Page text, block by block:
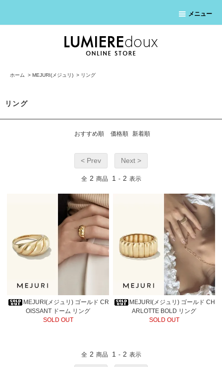
メニュー
ホーム > MEJURI(メジュリ) > リング
リング
おすすめ順 価格順 新着順
< Prev Next >
全 2 商品 1 - 2 表示
MEJURI(メジュリ) ゴールド CR
OISSANT ドーム リング
SOLD OUT
MEJURI(メジュリ) ゴールド CH
ARLOTTE BOLD リング
SOLD OUT
全 2 商品 1 - 2 表示